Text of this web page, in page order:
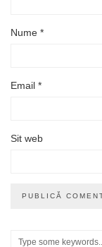
Nume *
Email *
Sit web